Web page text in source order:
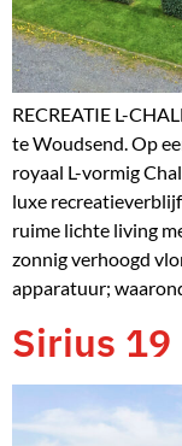
RECREATIE L-
te Woudsend. Op
royaal L-vormig
luxe
ruime lichte living
zonnig verhoogd
apparatuur;
Sirius 19